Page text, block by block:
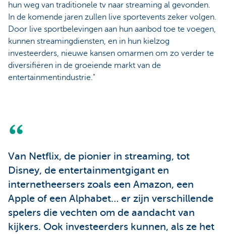
hun weg van traditionele tv naar streaming al gevonden.
In de komende jaren zullen live sportevents zeker volgen.
Door live sportbelevingen aan hun aanbod toe te voegen,
kunnen streamingdiensten, en in hun kielzog
investeerders, nieuwe kansen omarmen om zo verder te
diversifiëren in de groeiende markt van de
entertainmentindustrie."
Van Netflix, de pionier in streaming, tot
Disney, de entertainmentgigant en
internetheersers zoals een Amazon, een
Apple of een Alphabet… er zijn verschillende
spelers die vechten om de aandacht van
kijkers. Ook investeerders kunnen, als ze het